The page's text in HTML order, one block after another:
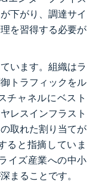
下がり、調達サイ
を習得する必要が
います。組織はラ
トラフィックをル
チャネルにベスト
レスインフラスト
取れた割り当てが
ると指摘していま
イズ産業への中小
まることです。